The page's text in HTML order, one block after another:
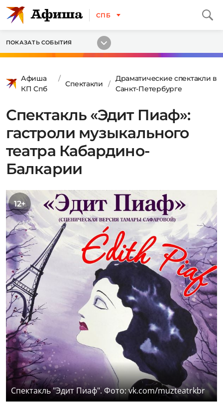
СПБ
ПОКАЗАТЬ СОБЫТИЯ
Афиша
КП Спб
Спектакли
Драматические спектакли в
Санкт-Петербурге
Спектакль «Эдит Пиаф»:
гастроли музыкального
театра Кабардино-
Балкарии
12+
Спектакль "Эдит Пиаф". Фото: vk.com/muzteatrkbr